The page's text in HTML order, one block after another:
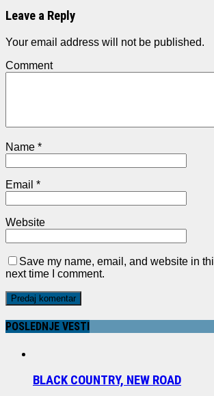
Leave a Reply
Your email address will not be published.
Comment
Name *
Email *
Website
Save my name, email, and website in
next time I comment.
POSLEDNJE VESTI
BLACK COUNTRY, NEW ROAD